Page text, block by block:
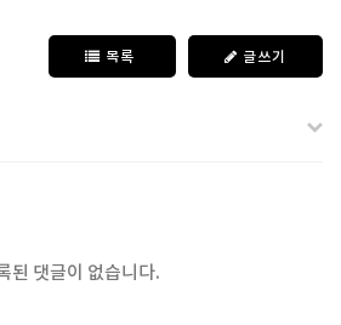
목록 글쓰기
된 댓글이 없습니다.